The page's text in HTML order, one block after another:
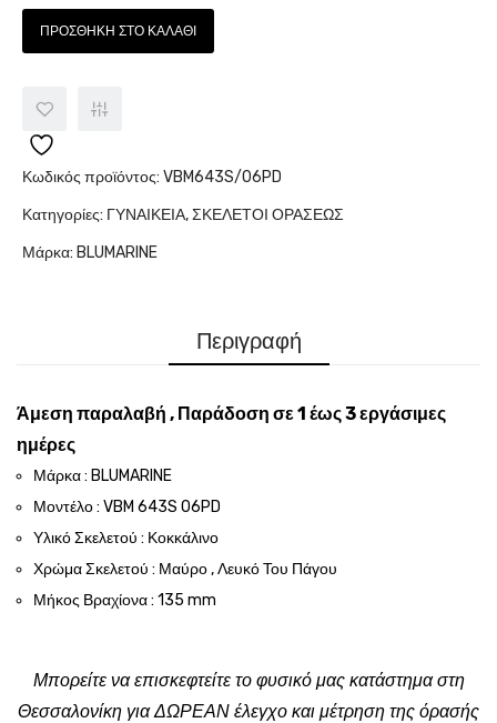
ΠΡΟΣΘΉΚΗ ΣΤΟ ΚΑΛΆΘΙ
Κωδικός προϊόντος: VBM643S/06PD
Κατηγορίες: ΓΥΝΑΙΚΕΙΑ,ΣΚΕΛΕΤΟΙ ΟΡΑΣΕΩΣ
Μάρκα: BLUMARINE
Περιγραφή
Άμεση παραλαβή , Παράδοση σε 1 έως 3 εργάσιμες
ημέρες
Μάρκα : BLUMARINE
Μοντέλο : VBM 643S 06PD
Υλικό Σκελετού : Κοκκάλινο
Χρώμα Σκελετού : Μαύρο , Λευκό Του Πάγου
Μήκος Βραχίονα : 135 mm
Μπορείτε να επισκεφτείτε το φυσικό μας κατάστημα στη
Θεσσαλονίκη για ΔΩΡΕΑΝ έλεγχο και μέτρηση της όρασής